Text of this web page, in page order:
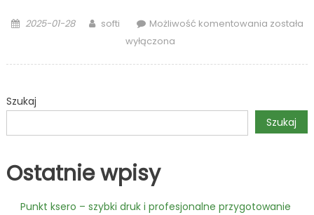
Posted
2025-01-28 Author
softi Możliwość komentowania Cięcie
cięcia
została
wyłączona
Szukaj
Szukaj
Ostatnie wpisy
Punkt ksero – szybki druk i profesjonalne przygotowanie